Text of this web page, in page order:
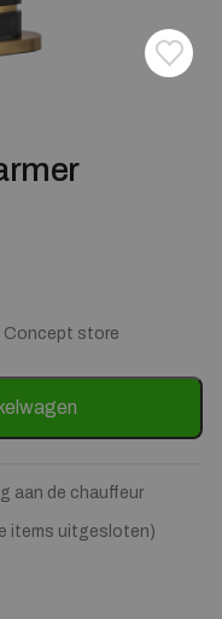
Concept store
aan de chauffeur
items uitgesloten)